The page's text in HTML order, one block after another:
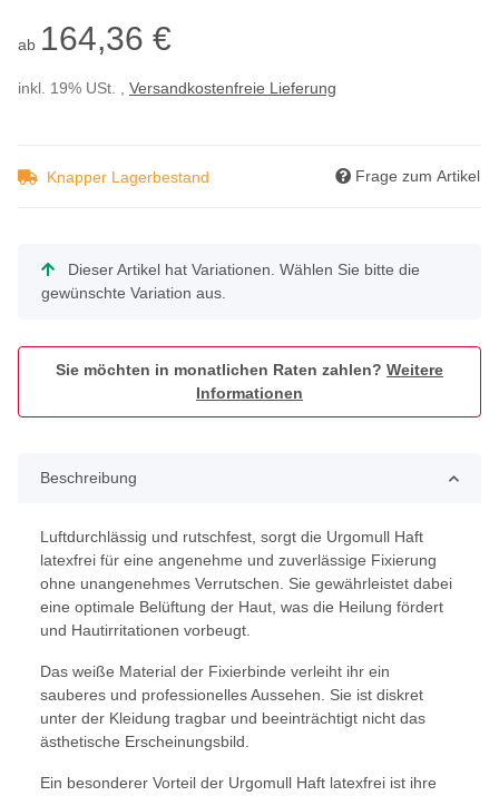
ab 164,36 €
inkl. 19% USt. , Versandkostenfreie Lieferung
Knapper Lagerbestand Frage zum Artikel
x
Dieser Artikel hat Variationen. Wählen Sie bitte die
gewünschte Variation aus.
Sie möchten in monatlichen Raten zahlen? Weitere
Informationen
Beschreibung
Luftdurchlässig und rutschfest, sorgt die Urgomull Haft
latexfrei für eine angenehme und zuverlässige Fixierung
ohne unangenehmes Verrutschen. Sie gewährleistet dabei
eine optimale Belüftung der Haut, was die Heilung fördert
und Hautirritationen vorbeugt.
Das weiße Material der Fixierbinde verleiht ihr ein
sauberes und professionelles Aussehen. Sie ist diskret
unter der Kleidung tragbar und beeinträchtigt nicht das
ästhetische Erscheinungsbild.
Ein besonderer Vorteil der Urgomull Haft latexfrei ist ihre